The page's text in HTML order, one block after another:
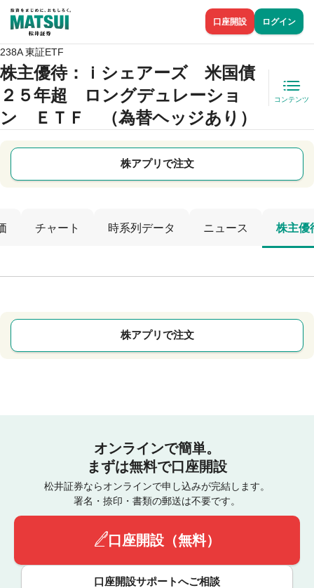
口座開設 ログイン
238A 東証ETF
株主優待：ｉシェアーズ 米国債
２５年超 ロングデュレーショ
ン ＥＴＦ （為替ヘッジあり）
コンテンツ
株アプリで注文
チャート 時系列データ ニュース 株主優
株アプリで注文
オンラインで簡単。
まずは無料で口座開設
松井証券ならオンラインで申し込みが完結します。
署名・捺印・書類の郵送は不要です。
口座開設（無料）
口座開設サポートへご相談